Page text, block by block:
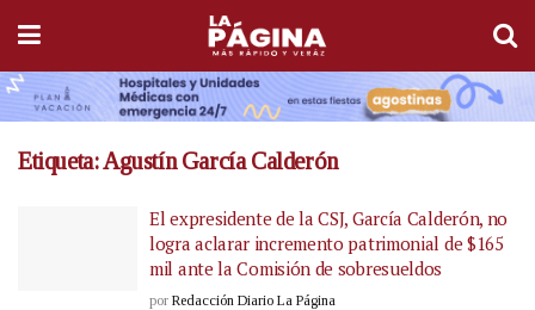
Etiqueta:Agustín García Calderón
El expresidente de la CSJ, García Calderón, no
logra aclarar incremento patrimonial de $165
mil ante la Comisión de sobresueldos
por Redacción Diario La Página